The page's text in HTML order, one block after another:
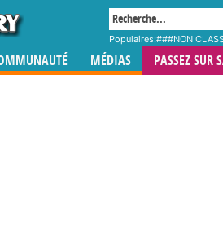
Populaires:###NON
MÉDIAS PASSEZ SUR